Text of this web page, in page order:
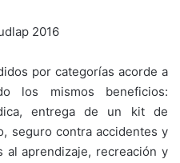
por categorías acorde a
los mismos beneficios:
entrega de un kit de
seguro contra accidentes y
al aprendizaje, recreación y